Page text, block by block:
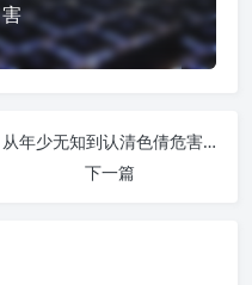
害
从年少无知到认清色倩危害，我的一生也是你的一生！ | 纵欲危害
下一篇